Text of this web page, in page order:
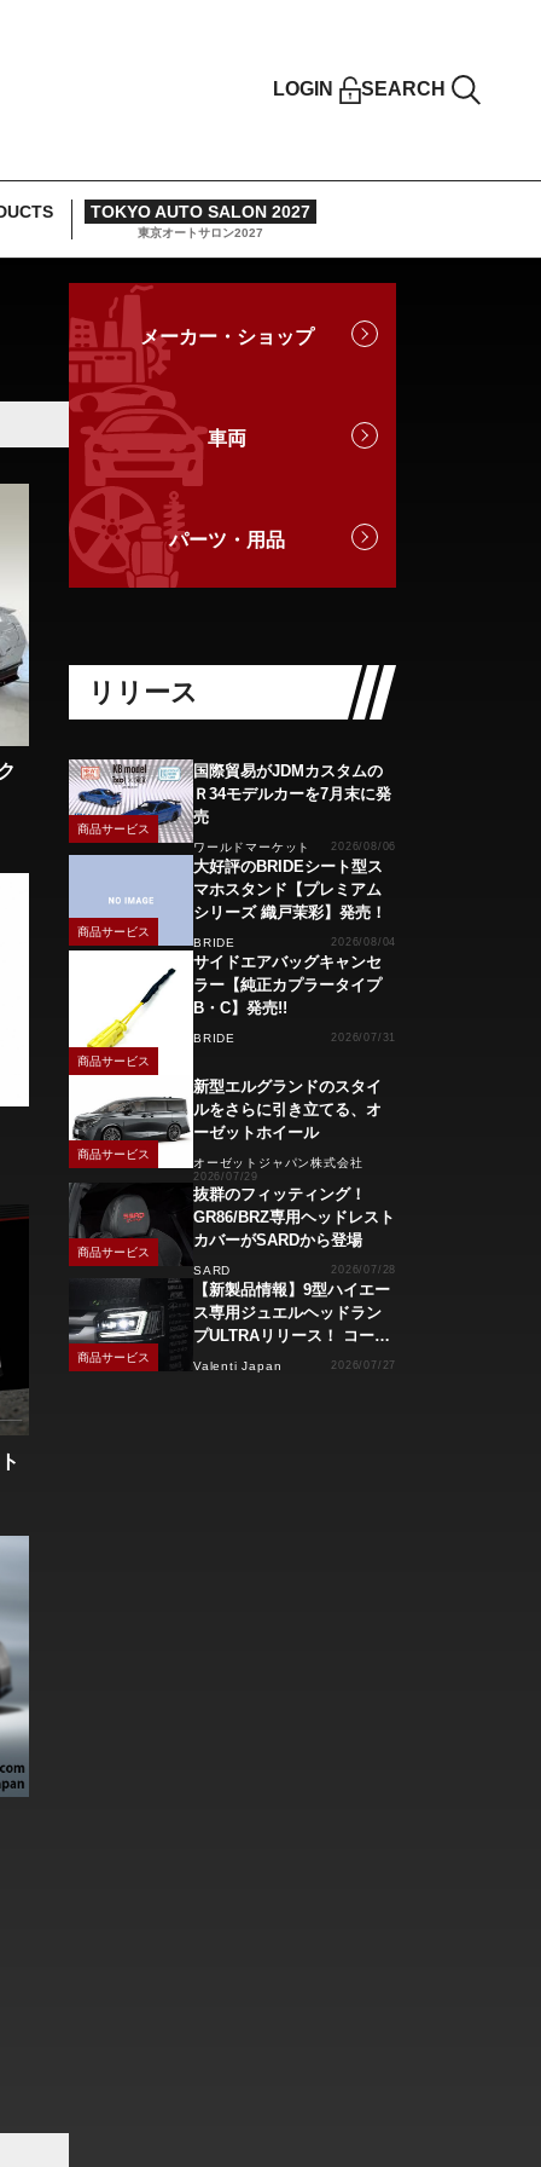
LOGIN SEARCH
TOKYO AUTO SALON 2027
東京オートサロン2027
メーカー・ショップ
車両
パーツ・用品
リリース
商品サービス
国際貿易がJDMカスタムの
Ｒ34モデルカーを7月末に発
売
ワールドマーケット 2026/08/06
商品サービス
大好評のBRIDEシート型ス
マホスタンド【プレミアム
シリーズ 織戸茉彩】発売！
BRIDE 2026/08/04
商品サービス
サイドエアバッグキャンセ
ラー【純正カプラータイプ
B・C】発売!!
BRIDE 2026/07/31
商品サービス
新型エルグランドのスタイ
ルをさらに引き立てる、オ
ーゼットホイール
オーゼットジャパン株式会社
2026/07/29
商品サービス
抜群のフィッティング！
GR86/BRZ専用ヘッドレスト
カバーがSARDから登場
SARD 2026/07/28
商品サービス
【新製品情報】9型ハイエー
ス専用ジュエルヘッドラン
プULTRAリリース！ コーナ
ーリングランプ、キーレス
Valenti Japan 2026/07/27